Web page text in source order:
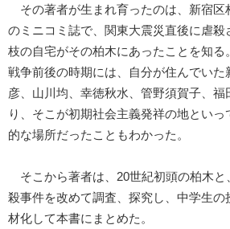
その著者が生まれ育ったのは、新宿区
のミニコミ誌で、関東大震災直後に虐殺
枝の自宅がその柏木にあったことを知る
戦争前後の時期には、自分が住んでいた
彦、山川均、幸徳秋水、管野須賀子、福
り、そこが初期社会主義発祥の地といっ
的な場所だったこともわかった。
そこから著者は、20世紀初頭の柏木と
殺事件を改めて調査、探究し、中学生の
材化して本書にまとめた。